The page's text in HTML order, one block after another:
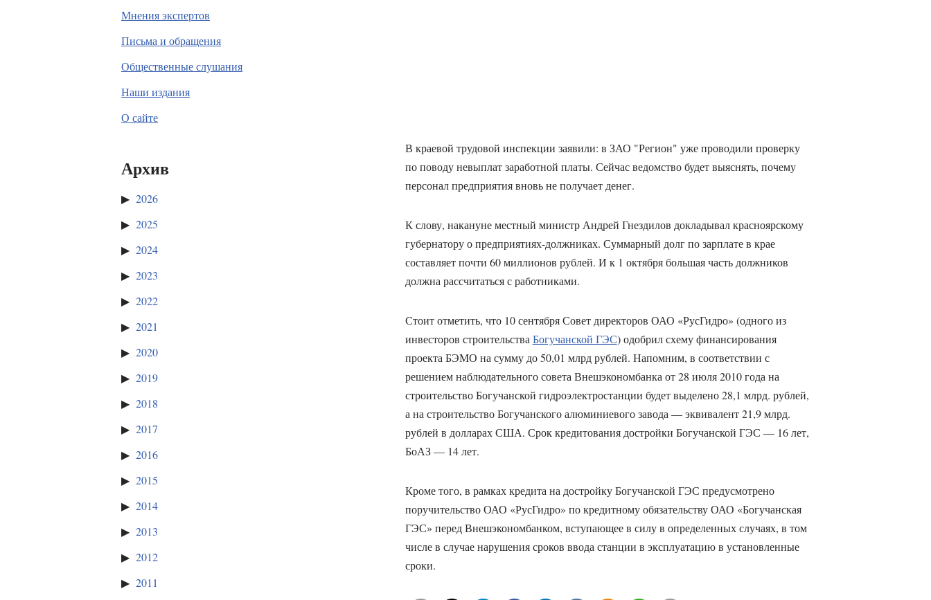
Мнения экспертов
Письма и обращения
Общественные слушания
Наши издания
О сайте
Архив
2026
2025
2024
2023
2022
2021
2020
2019
2018
2017
2016
2015
2014
2013
2012
2011
В краевой трудовой инспекции заявили: в ЗАО "Регион" уже проводили проверку
по поводу невыплат заработной платы. Сейчас ведомство будет выяснять, почему
персонал предприятия вновь не получает денег.
К слову, накануне местный министр Андрей Гнездилов докладывал красноярскому
губернатору о предприятиях-должниках. Суммарный долг по зарплате в крае
составляет почти 60 миллионов рублей. И к 1 октября большая часть должников
должна рассчитаться с работниками.
Стоит отметить, что 10 сентября Совет директоров ОАО «РусГидро» (одного из
инвесторов строительстваБогучанской ГЭС) одобрил схему финансирования
проекта БЭМО на сумму до 50,01 млрд рублей. Напомним, в соответствии с
решением наблюдательного совета Внешэкономбанка от 28 июля 2010 года на
строительство Богучанской гидроэлектростанции будет выделено 28,1 млрд. рублей,
а на строительство Богучанского алюминиевого завода — эквивалент 21,9 млрд.
рублей в долларах США. Срок кредитования достройки Богучанской ГЭС — 16 лет,
БоАЗ — 14 лет.
Кроме того, в рамках кредита на достройку Богучанской ГЭС предусмотрено
поручительство ОАО «РусГидро» по кредитному обязательству ОАО «Богучанская
ГЭС» перед Внешэкономбанком, вступающее в силу в определенных случаях, в том
числе в случае нарушения сроков ввода станции в эксплуатацию в установленные
сроки.